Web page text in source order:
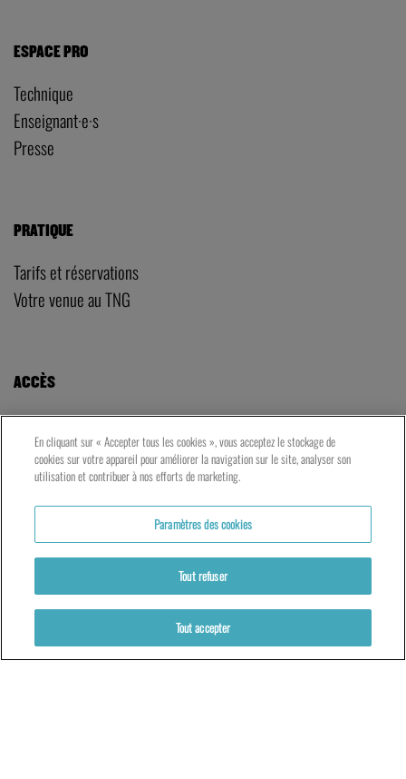
Relations avec les publics
ESPACE PRO
Presse
PRATIQUE
Votre venue au TNG
ACCÈS
LE TNG – VAISE
23 rue de Bourgogne – Lyon 9ème
LES ATELIERS – PRESQU’ÎLE
5 rue du Petit David – Lyon 2ème
En cliquant sur « Accepter tous les cookies », vous acceptez le stockage de
cookies sur votre appareil pour améliorer la navigation sur le site, analyser son
utilisation et contribuer à nos efforts de marketing.
Paramètres des cookies
Tout refuser
Tout accepter